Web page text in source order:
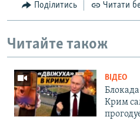
Поділитись Читати
Читайте також
ВІДЕО
Блокада
Крим